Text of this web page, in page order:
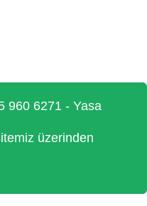
960 6271 - Yasa
üzerinden